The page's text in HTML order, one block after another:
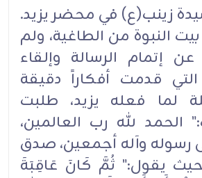
زينب(ع) في محضر يزيد.
النبوة من الطاغية، ولم
عن إتمام الرسالة وإلقاء
قدمت أفكاراً دقيقة
لما فعله يزيد، طلبت
الحمد لله رب العالمين،
رسوله وآله أجمعين، صدق
حيث يقول:" ثُمَّ كَانَ عَاقِبَةَ